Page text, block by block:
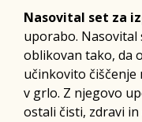
Nasovital set za
uporabo. Nasovital
oblikovan tako, da
učinkovito čiščenje
v grlo. Z njegovo
ostali čisti, zdravi